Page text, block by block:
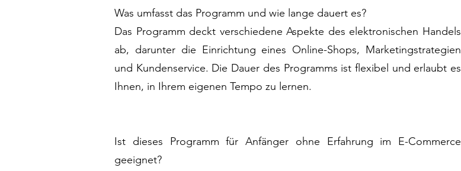
Was umfasst das Programm und wie lange dauert es?
Das Programm deckt verschiedene Aspekte des elektronischen Handels
ab, darunter die Einrichtung eines Online-Shops, Marketingstrategien
und Kundenservice. Die Dauer des Programms ist flexibel und erlaubt es
Ihnen, in Ihrem eigenen Tempo zu lernen.
Ist dieses Programm für Anfänger ohne Erfahrung im E-Commerce
geeignet?